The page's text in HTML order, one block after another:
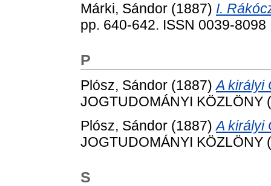
Márki, Sándor (1887) I.
pp. 640-642. ISSN 0039-8098
P
Plósz, Sándor (1887)A királyi
JOGTUDOMÁNYI KÖZLÖNY
Plósz, Sándor (1887)A királyi
JOGTUDOMÁNYI KÖZLÖNY
S